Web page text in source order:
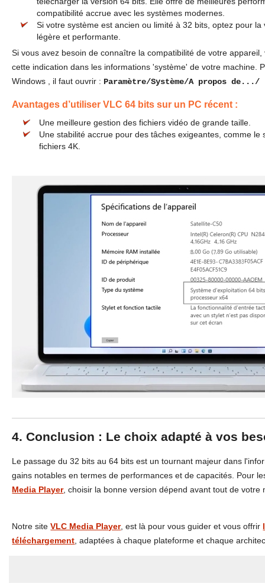
compatibilité accrue avec les systèmes modernes.
Si votre système est ancien ou limité à 32 bits, optez pour
légère et performante.
Si vous avez besoin de connaître la compatibilité de votre
cette indication dans les informations 'système' de votre machine.
Windows , il faut ouvrir : Paramètre/Système/A propos de.../
Avantages d’utiliser VLC 64 bits sur un PC récent :
Une meilleure gestion des fichiers vidéo de grande taille.
Une stabilité accrue pour des tâches exigeantes, comme le
fichiers 4K.
4. Conclusion : Le choix adapté à vos
Le passage du 32 bits au 64 bits est un tournant majeur dans
gains notables en termes de performances et de capacités. Pour
Media Player, choisir la bonne version dépend avant tout de votre
Notre siteVLC Media Player, est là pour vous guider et vous offrir
téléchargement , adaptées à chaque plateforme et chaque